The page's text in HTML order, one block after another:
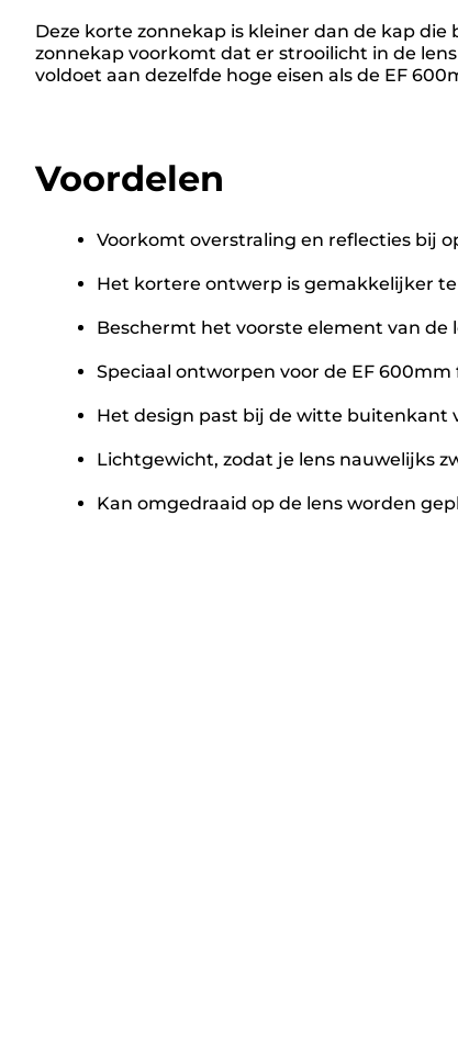
Deze korte zonnekap is kleiner dan de kap
zonnekap voorkomt dat er strooilicht in de
voldoet aan dezelfde hoge eisen als de EF
Voordelen
Voorkomt overstraling en reflecties bij
Het kortere ontwerp is gemakkelijker
Beschermt het voorste element van de
Speciaal ontworpen voor de EF 600mm
Het design past bij de witte buitenkant
Lichtgewicht, zodat je lens nauwelijks
Kan omgedraaid op de lens worden